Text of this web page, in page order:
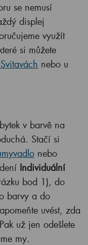
se nemusí
displej
využít
si můžete
nebo u
v barvě na
Stačí si
nebo
Individuální
bod 1), do
barvy a do
uvést, zda
už jen odešlete
my.